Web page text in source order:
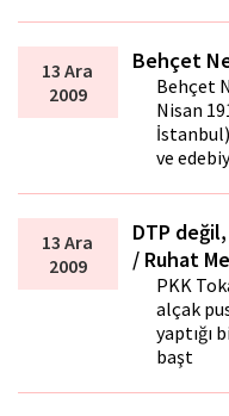
13 Ara
2009
Behçet
Behçet
Nisan
ve
13 Ara
2009
DTP
/ Ruhat
PKK
alçak
yaptığı
başt